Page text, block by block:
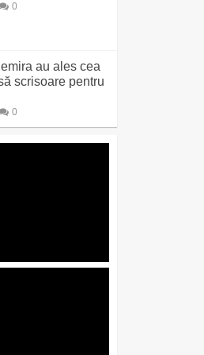
0
au ales cea
scrisoare pentru
0